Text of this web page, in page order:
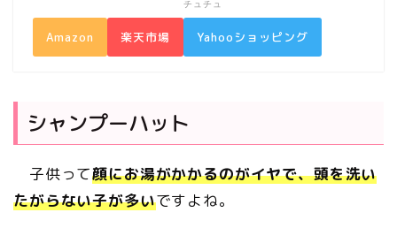
チュチュ
Amazon 楽天市場 Yahooショッピング
シャンプーハット
子供って顔にお湯がかかるのがイヤで、頭を洗い
たがらない子が多いですよね。